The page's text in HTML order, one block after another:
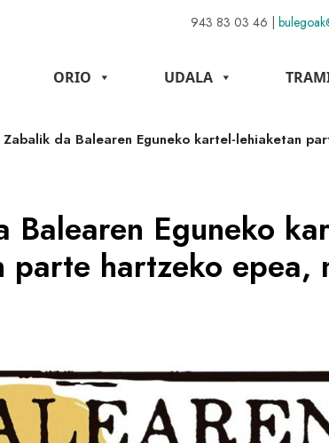
943 83 03 46 |
ORIO UDALA
Zabalik da Balearen Eguneko kartel-lehiaketan
Balearen Eguneko
parte hartzeko epea,